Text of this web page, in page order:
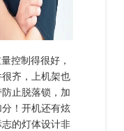
控制得很好，
齐，上机架也
止脱落锁，加
！开机还有炫
的灯体设计非